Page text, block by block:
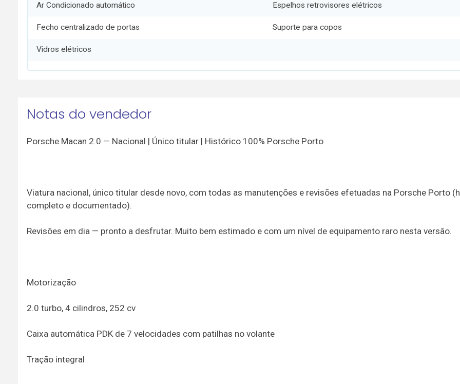
Ar Condicionado automático Espelhos retrovisores elétricos
Fecho centralizado de portas Suporte para copos
Vidros elétricos
Notas do vendedor
Porsche Macan 2.0 — Nacional | Único titular | Histórico 100% Porsche Porto
Viatura nacional, único titular desde novo, com todas as manutenções e revisões efetuadas na Porsche Porto
completo e documentado).
Revisões em dia — pronto a desfrutar. Muito bem estimado e com um nível de equipamento raro nesta versão.
Motorização
2.0 turbo, 4 cilindros, 252 cv
Caixa automática PDK de 7 velocidades com patilhas no volante
Tração integral